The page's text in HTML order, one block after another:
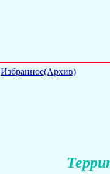
Избранное(Архив)